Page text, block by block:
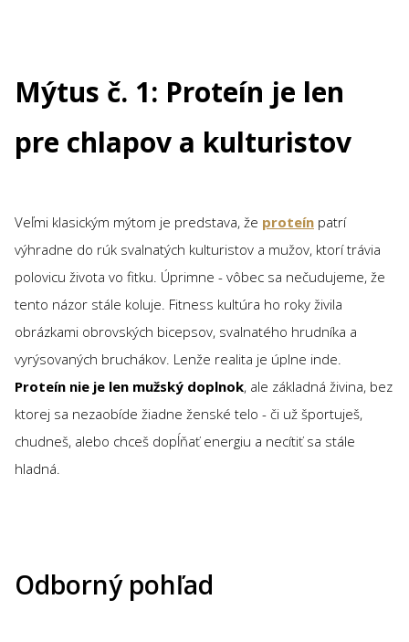
Mýtus č. 1: Proteín je len
pre chlapov a kulturistov
Veľmi klasickým mýtom je predstava, že proteín patrí
výhradne do rúk svalnatých kulturistov a mužov, ktorí trávia
polovicu života vo fitku. Úprimne - vôbec sa nečudujeme, že
tento názor stále koluje. Fitness kultúra ho roky živila
obrázkami obrovských bicepsov, svalnatého hrudníka a
vyrýsovaných bruchákov. Lenže realita je úplne inde.
Proteín nie je len mužský doplnok, ale základná živina, bez
ktorej sa nezaobíde žiadne ženské telo - či už športuješ,
chudneš, alebo chceš dopĺňať energiu a necítiť sa stále
hladná.
Odborný pohľad